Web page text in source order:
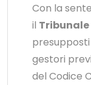
Con la
il
gestori
del Codice